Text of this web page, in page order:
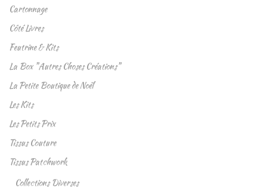
Cartonnage
Côté Livres
Feutrine & Kits
La Box "Autres Choses Créations"
La Petite Boutique de Noël
Les Kits
Les Petits Prix
Tissus Couture
Tissus Patchwork
Collections Diverses